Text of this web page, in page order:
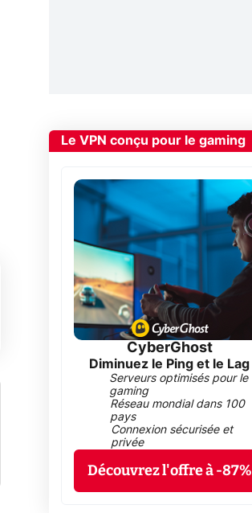
Le VPN conçu pour le gaming
CyberGhost
Diminuez le Ping et le Lag
Serveurs optimisés pour le
gaming
Réseau mondial dans 100
pays
Connexion sécurisée et
privée
Découvrez l'offre à -87%